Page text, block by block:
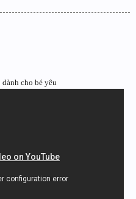
cho bé yêu